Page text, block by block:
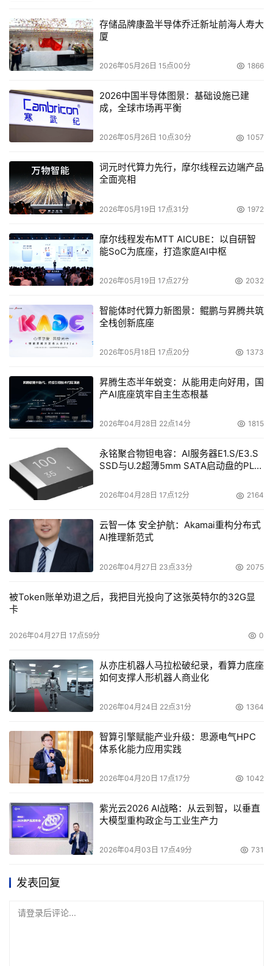
存储品牌康盈半导体乔迁新址前海人寿大
厦
2026年05月26日 15点00分 1866
2026中国半导体图景：基础设施已建
成，全球市场再平衡
2026年05月26日 10点30分 1057
词元时代算力先行，摩尔线程云边端产品
全面亮相
2026年05月19日 17点31分 1972
摩尔线程发布MTT AICUBE：以自研智
能SoC为底座，打造家庭AI中枢
2026年05月19日 17点27分 2032
智能体时代算力新图景：鲲鹏与昇腾共筑
全栈创新底座
2026年05月18日 17点20分 1373
昇腾生态半年蜕变：从能用走向好用，国
产AI底座筑牢自主生态根基
2026年04月28日 22点14分 1815
永铭聚合物钽电容：AI服务器E1.S/E3.S
SSD与U.2超薄5mm SATA启动盘的PLP
2026年04月28日 17点12分 2164
云智一体 安全护航：Akamai重构分布式
AI推理新范式
2026年04月27日 23点33分 2075
被Token账单劝退之后，我把目光投向了这张英特尔的32G显
卡
2026年04月27日 17点59分 0
从亦庄机器人马拉松破纪录，看算力底座
如何支撑人形机器人商业化
2026年04月24日 22点31分 1364
智算引擎赋能产业升级：思源电气HPC
体系化能力应用实践
2026年04月20日 17点17分 1042
紫光云2026 AI战略：从云到智，以垂直
大模型重构政企与工业生产力
2026年04月03日 17点49分 731
发表回复
请登录后评论...